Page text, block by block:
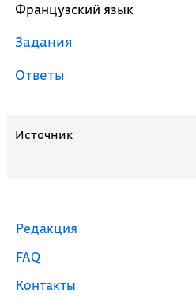
Французский язык
Задания
Ответы
Источник
Редакция
FAQ
Контакты